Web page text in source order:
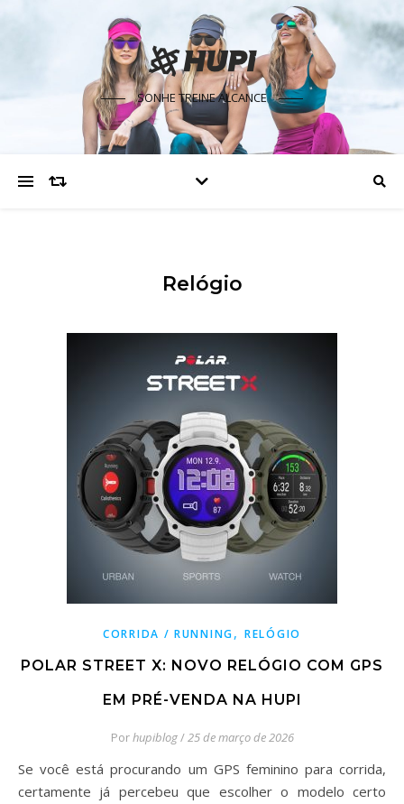
SONHE TREINE ALCANCE
Relógio
CORRIDA / RUNNING, RELÓGIO
POLAR STREET X: NOVO RELÓGIO COM GPS
EM PRÉ-VENDA NA HUPI
Porhupiblog/25 de março de 2026
Se você está procurando um GPS feminino para corrida,
certamente já percebeu que escolher o modelo certo